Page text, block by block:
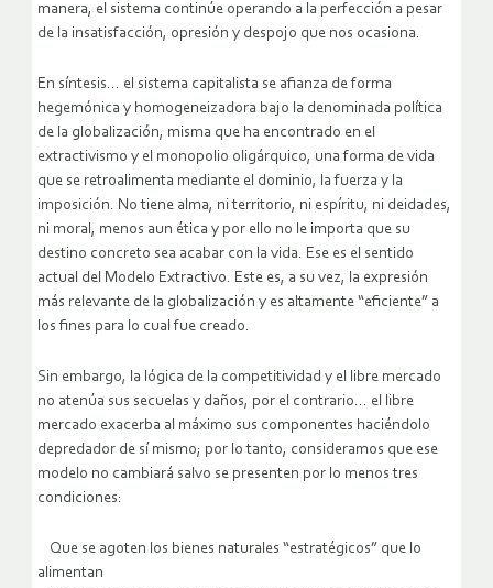
manera, el sistema continúe operando a la perfección a pesar
de la insatisfacción, opresión y despojo que nos ocasiona.
En síntesis… el sistema capitalista se afianza de forma
hegemónica y homogeneizadora bajo la denominada política
de la globalización, misma que ha encontrado en el
extractivismo y el monopolio oligárquico, una forma de vida
que se retroalimenta mediante el dominio, la fuerza y la
imposición. No tiene alma, ni territorio, ni espíritu, ni deidades,
ni moral, menos aun ética y por ello no le importa que su
destino concreto sea acabar con la vida. Ese es el sentido
actual del Modelo Extractivo. Este es, a su vez, la expresión
más relevante de la globalización y es altamente “eficiente” a
los fines para lo cual fue creado.
Sin embargo, la lógica de la competitividad y el libre mercado
no atenúa sus secuelas y daños, por el contrario… el libre
mercado exacerba al máximo sus componentes haciéndolo
depredador de sí mismo; por lo tanto, consideramos que ese
modelo no cambiará salvo se presenten por lo menos tres
condiciones:
Que se agoten los bienes naturales “estratégicos” que lo
alimentan